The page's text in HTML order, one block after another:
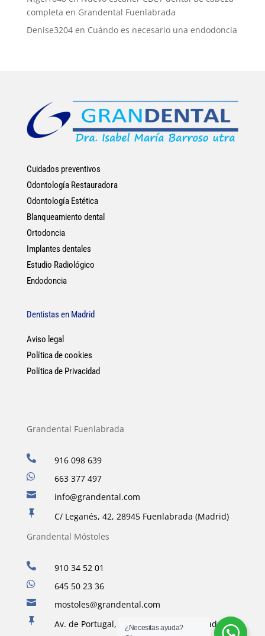
completa en Grandental Fuenlabrada
Denise3204en Cuándo es necesario una endodoncia
Cuidados preventivos
Odontología Restauradora
Odontología Estética
Blanqueamiento dental
Ortodoncia
Implantes dentales
Estudio Radiológico
Endodoncia
Dentistas en Madrid
Aviso legal
Política de cookies
Política de Privacidad
Grandental Fuenlabrada
 916 098 639
 663 377 497
 info@grandental.com

C/ Leganés, 42, 28945 Fuenlabrada (Madrid)
Grandental Móstoles
 910 34 52 01
 645 50 23 36
 mostoles@grandental.com
 Av. de Portugal, 34, 28933 Móstoles, Madrid
¿Necesitas ayuda?